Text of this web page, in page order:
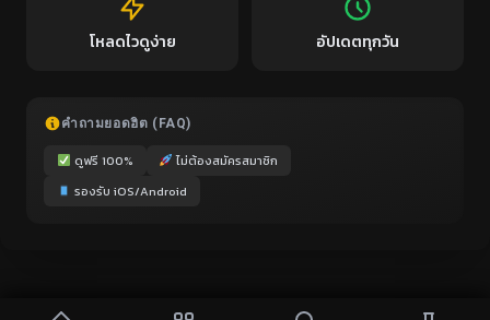
โหลดไวดูง่าย อัปเดตทุกวัน
คำถามยอดฮิต (FAQ)
ดูฟรี 100%
ไม่ต้องสมัครสมาชิก
รองรับ iOS/Android